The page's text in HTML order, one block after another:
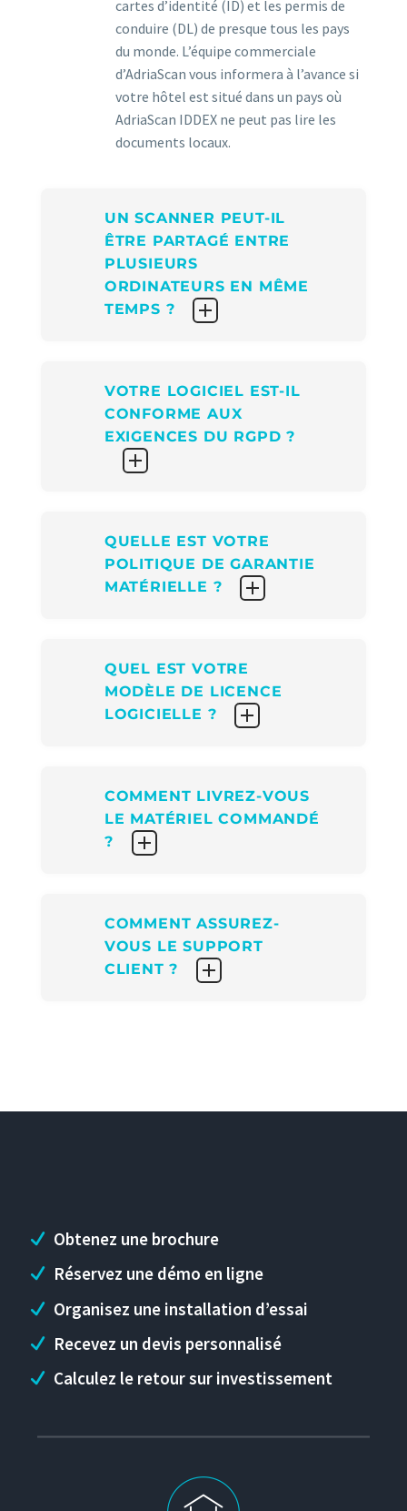
cartes d’identité (ID) et les permis de
conduire (DL) de presque tous les pays
du monde. L’équipe commerciale
d’AdriaScan vous informera à l’avance si
votre hôtel est situé dans un pays où
AdriaScan IDDEX ne peut pas lire les
documents locaux.
UN SCANNER PEUT-IL
ÊTRE PARTAGÉ ENTRE
PLUSIEURS
ORDINATEURS EN MÊME
TEMPS ?
VOTRE LOGICIEL EST-IL
CONFORME AUX
EXIGENCES DU RGPD ?
QUELLE EST VOTRE
POLITIQUE DE GARANTIE
MATÉRIELLE ?
QUEL EST VOTRE
MODÈLE DE LICENCE
LOGICIELLE ?
COMMENT LIVREZ-VOUS
LE MATÉRIEL COMMANDÉ
?
COMMENT ASSUREZ-
VOUS LE SUPPORT
CLIENT ?
Obtenez une brochure
Réservez une démo en ligne
Organisez une installation d’essai
Recevez un devis personnalisé
Calculez le retour sur investissement